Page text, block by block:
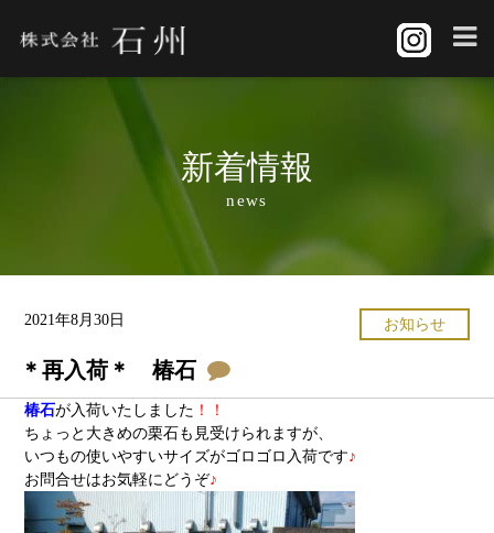
新着情報
news
2021年8月30日 お知らせ
＊再入荷＊ 椿石
椿石が入荷いたしました ！！
ちょっと大きめの栗石も見受けられますが、
いつもの使いやすいサイズがゴロゴロ入荷です♪
お問合せはお気軽にどうぞ♪